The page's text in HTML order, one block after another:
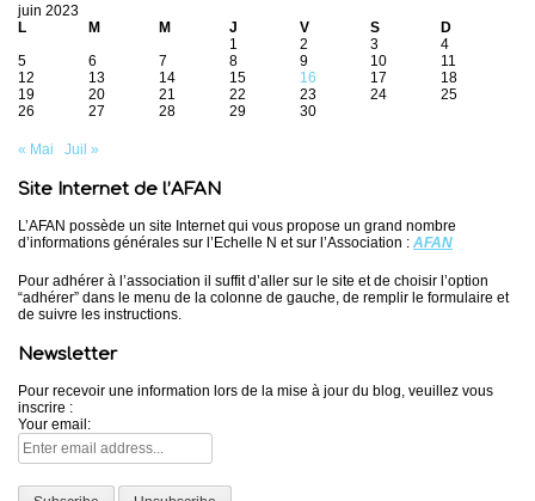
juin 2023
L
M M J V S
D
1
2 3
4
5
6 7 8 9 10
11
12
13 14 15 16 17
18
19
20 21 22 23 24
25
26
27 28 29 30
« Mai Juil »
Site Internet de l’AFAN
L’AFAN possède un site Internet qui vous propose un grand nombre
d’informations générales sur l’Echelle N et sur l’Association : AFAN
Pour adhérer à l’association il suffit d’aller sur le site et de choisir l’option
“adhérer” dans le menu de la colonne de gauche, de remplir le formulaire et
de suivre les instructions.
Newsletter
Pour recevoir une information lors de la mise à jour du blog, veuillez vous
inscrire :
Your email: